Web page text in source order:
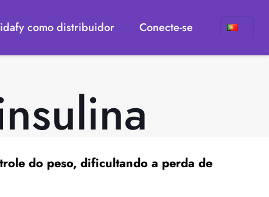
como distribuidor Conecte-se
do peso, dificultando a perda de